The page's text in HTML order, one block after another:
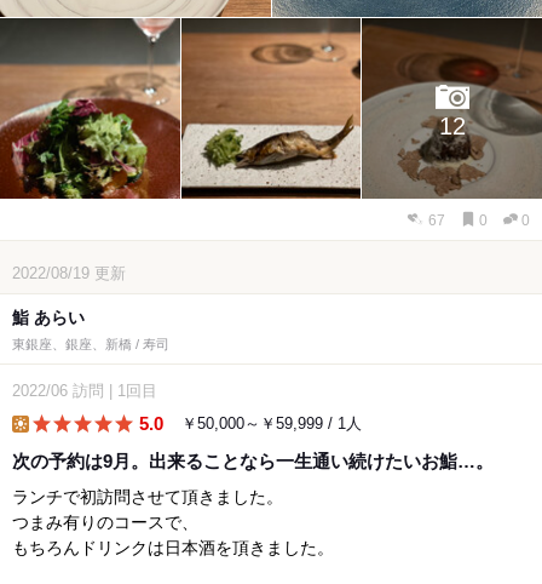
12
67 0 0
2022/08/19 更新
鮨 あらい
東銀座、銀座、新橋 / 寿司
2022/06 訪問 1回目
5.0 ￥50,000～￥59,999 / 1人
次の予約は9月。出来ることなら一生通い続けたいお鮨…。
ランチで初訪問させて頂きました。
つまみ有りのコースで、
もちろんドリンクは日本酒を頂きました。